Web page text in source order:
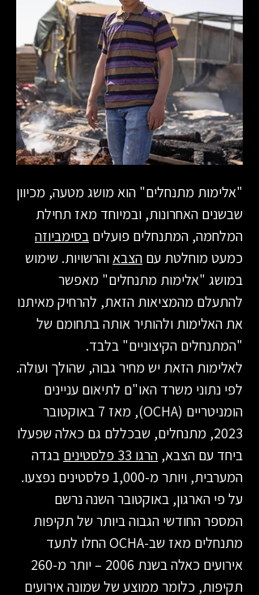
"אלימות מתנחלים" הוא מושג מטעה, מכיוון
שבשנים האחרונות, ובמיוחד מאז תחילת
המלחמה, המתנחלים פועלים בסימביוזה
כמעט מוחלטת עם הצבאוהרשויות. שימוש
במושג "אלימות מתנחלים" מאפשר
להתעלם מהמציאות הזאת, להרחיק מאיתנו
את האלימות ולהותיר אותה בתחומם של
"המתנחלים הקיצוניים" בלבד.
לאלימות הזאת יש מחיר גבוה, שהולך ועולה.
לפי נתוני משרד האו"ם לתיאום עניינים
הומניטריים (OCHA), מאז 7 באוקטובר
2023, מתנחלים, שבכללם גם כאלה שפעלו
ביחד עם הצבא, הרגו פלסטינים בגדה
המערבית, ויותר מ-1,000 פלסטינים נפצעו.
על פי הארגון, באוקטובר השנה נרשם
המספר החודשי הגבוה ביותר של תקיפות
מתנחלים מאז שב-OCHA החלו לתעד
אירועים כאלה בשנת 2006 – יותר מ-260
תקיפות, כלומר ממוצע של שמונה אירועים